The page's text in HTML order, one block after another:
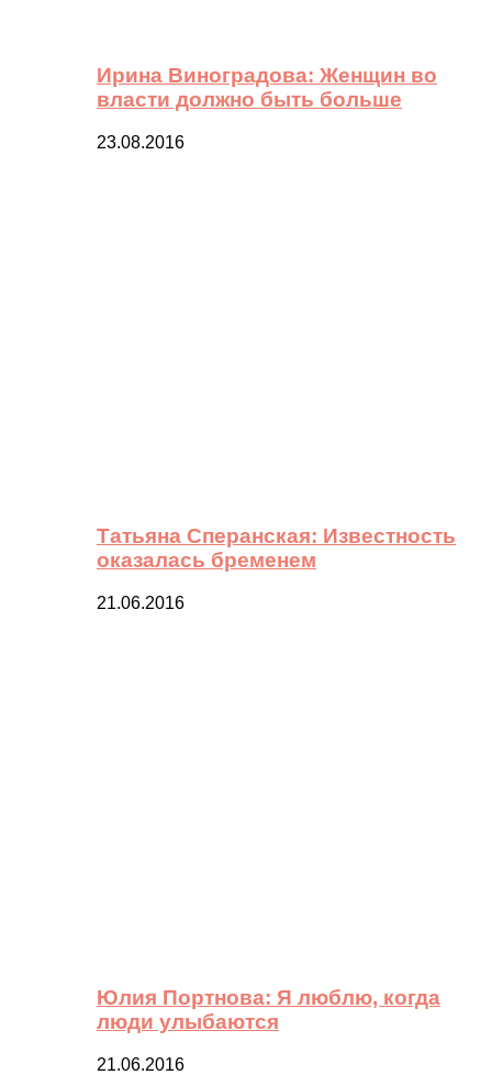
Ирина Виноградова: Женщин во
власти должно быть больше
23.08.2016
Татьяна Сперанская: Известность
оказалась бременем
21.06.2016
Юлия Портнова: Я люблю, когда
люди улыбаются
21.06.2016